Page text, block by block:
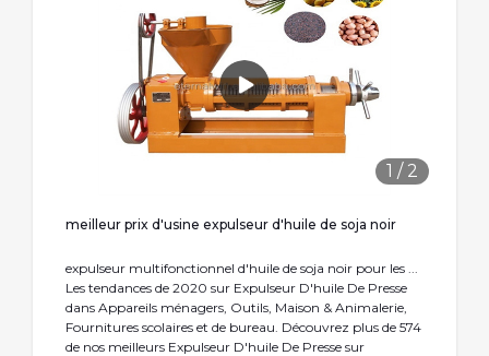
1 / 2
meilleur prix d'usine expulseur d'huile de soja noir
expulseur multifonctionnel d'huile de soja noir pour les ...
Les tendances de 2020 sur Expulseur D'huile De Presse
dans Appareils ménagers, Outils, Maison & Animalerie,
Fournitures scolaires et de bureau. Découvrez plus de 574
de nos meilleurs Expulseur D'huile De Presse sur